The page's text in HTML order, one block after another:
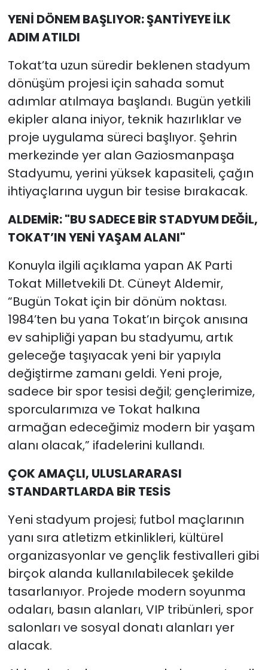
YENİ DÖNEM BAŞLIYOR: ŞANTİYEYE İLK
ADIM ATILDI
Tokat’ta uzun süredir beklenen stadyum
dönüşüm projesi için sahada somut
adımlar atılmaya başlandı. Bugün yetkili
ekipler alana iniyor, teknik hazırlıklar ve
proje uygulama süreci başlıyor. Şehrin
merkezinde yer alan Gaziosmanpaşa
Stadyumu, yerini yüksek kapasiteli, çağın
ihtiyaçlarına uygun bir tesise bırakacak.
ALDEMİR: "BU SADECE BİR STADYUM DEĞİL,
TOKAT’IN YENİ YAŞAM ALANI"
Konuyla ilgili açıklama yapan AK Parti
Tokat Milletvekili Dt. Cüneyt Aldemir,
“Bugün Tokat için bir dönüm noktası.
1984’ten bu yana Tokat’ın birçok anısına
ev sahipliği yapan bu stadyumu, artık
geleceğe taşıyacak yeni bir yapıyla
değiştirme zamanı geldi. Yeni proje,
sadece bir spor tesisi değil; gençlerimize,
sporcularımıza ve Tokat halkına
armağan edeceğimiz modern bir yaşam
alanı olacak,” ifadelerini kullandı.
ÇOK AMAÇLI, ULUSLARARASI
STANDARTLARDA BİR TESİS
Yeni stadyum projesi; futbol maçlarının
yanı sıra atletizm etkinlikleri, kültürel
organizasyonlar ve gençlik festivalleri gibi
birçok alanda kullanılabilecek şekilde
tasarlanıyor. Projede modern soyunma
odaları, basın alanları, VIP tribünleri, spor
salonları ve sosyal donatı alanları yer
alacak.